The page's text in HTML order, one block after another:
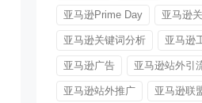
亚马逊Prime Day 亚马逊
亚马逊关键词分析 亚马逊
亚马逊广告 亚马逊站外引
亚马逊站外推广 亚马逊联